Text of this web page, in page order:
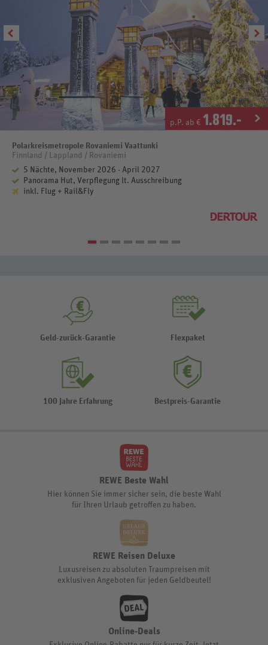
p.P. ab € 1.819.-
Polarkreismetropole Rovaniemi Vaattunki
Finnland / Lappland / Rovaniemi
5 Nächte, November 2026 - April 2027
Panorama Hut, Verpflegung lt. Ausschreibung
inkl. Flug + Rail&Fly
Geld-zurück-Garantie Flexpaket
100 Jahre Erfahrung Bestpreis-Garantie
REWE Beste Wahl
Hier können Sie immer sicher sein, die beste Wahl
für Ihren Urlaub getroffen zu haben.
REWE Reisen Deluxe
Luxusreisen zu absoluten Traumpreisen mit
exklusiven Angeboten für jeden Geldbeutel!
Online-Deals